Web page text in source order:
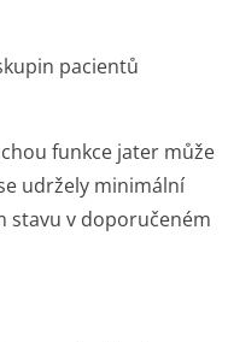
pacientů
funkce jater může
udržely minimální
stavu v doporučeném